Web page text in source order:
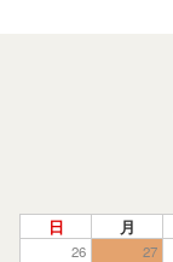
日 月
26 27